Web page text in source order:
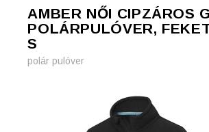
AMBER NŐI CIPZÁROS
POLÁRPULÓVER,
S
polár pulóver